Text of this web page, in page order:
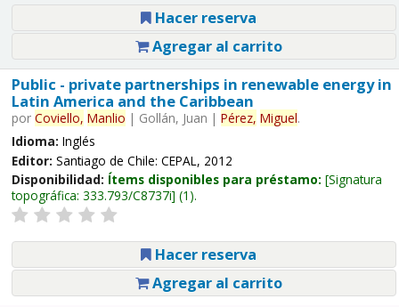
Hacer reserva
Agregar al carrito
Public - private partnerships in renewable energy in
Latin America and the Caribbean
por Coviello, Manlio | Gollán, Juan | Pérez, Miguel.
Idioma: Inglés
Editor: Santiago de Chile: CEPAL, 2012
Disponibilidad: Ítems disponibles para préstamo: Signatura
topográfica: 333.793/C8737i (1).
Hacer reserva
Agregar al carrito